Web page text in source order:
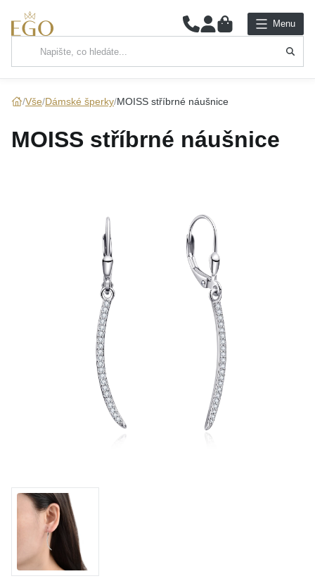
0 Menu
Hlavní kategorie
Vše Dámské šperky MOISS stříbrné náušnice
MOISS stříbrné náušnice